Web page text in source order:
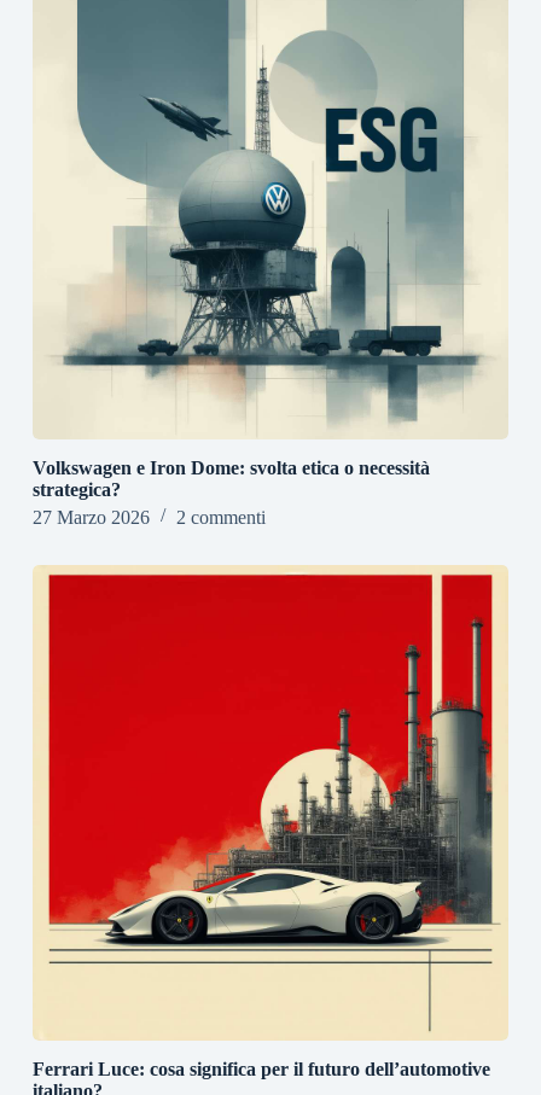
Volkswagen e Iron Dome: svolta etica o necessità
strategica?
27 Marzo 2026
2 commenti
Ferrari Luce: cosa significa per il futuro dell’automotive